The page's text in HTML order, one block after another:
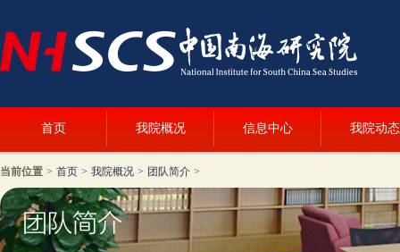
首页 我院概况 信息中心 我院动态
当前位置 > 首页 > 我院概况 > 团队简介 >